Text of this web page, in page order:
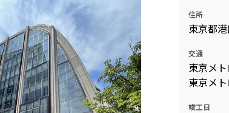
ニュースから探す
新着募集情報
ペット可
コンシェルジュ付き
ブランドマンション
事業部取り扱い物件入居申
住所
東京都
交通
東京メ
東京メ
竣工日